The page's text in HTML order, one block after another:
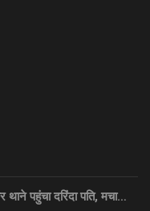
थाने पहुंचा दरिंदा पति, मचा…